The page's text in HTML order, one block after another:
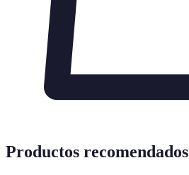
Productos recomendados